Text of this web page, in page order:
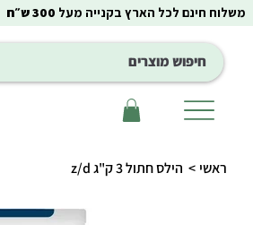
משלוח חינם לכל הארץ בקנייה מעל 300 ש״ח
ראשי > הילס חתול 3 ק"ג z/d